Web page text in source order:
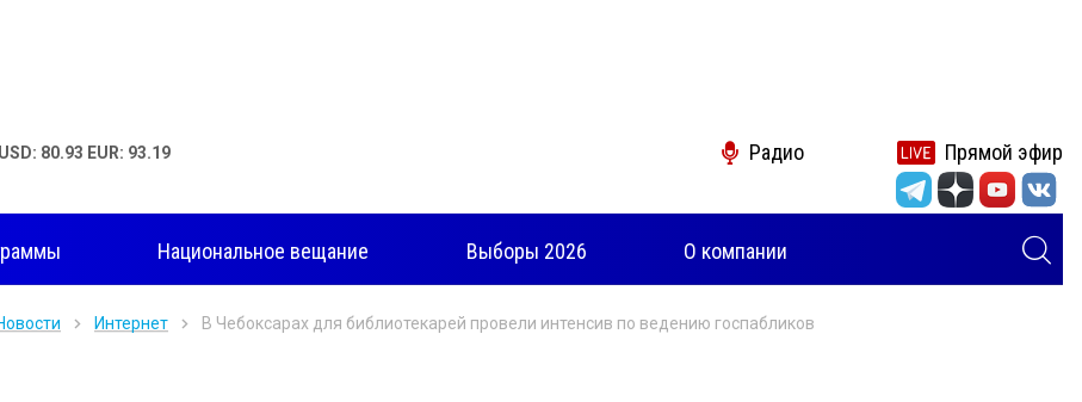
USD: 80.93 EUR: 93.19 Радио Прямой эфир
Национальное вещание Выборы 2026 О компании
Интернет В Чебоксарах для библиотекарей провели интенсив по ведению госпабликов